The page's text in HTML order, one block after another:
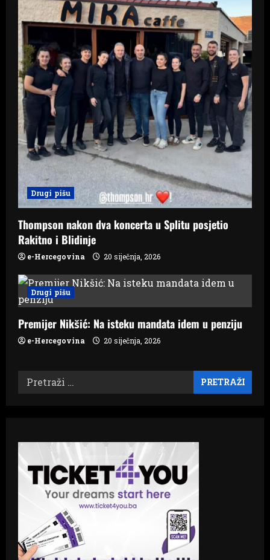
Drugi pišu
Thompson nakon dva koncerta u Splitu posjetio
Rakitno i Blidinje
e-Hercegovina 20 siječnja, 2026
Drugi pišu
Premijer Nikšić: Na isteku mandata idem u penziju
e-Hercegovina 20 siječnja, 2026
Pretraži: